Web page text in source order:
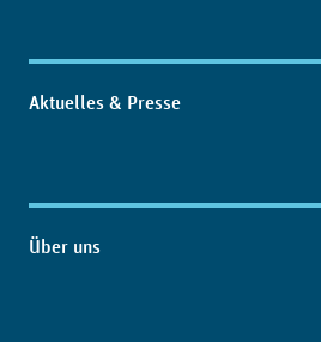
Aktuelles & Presse
Über uns